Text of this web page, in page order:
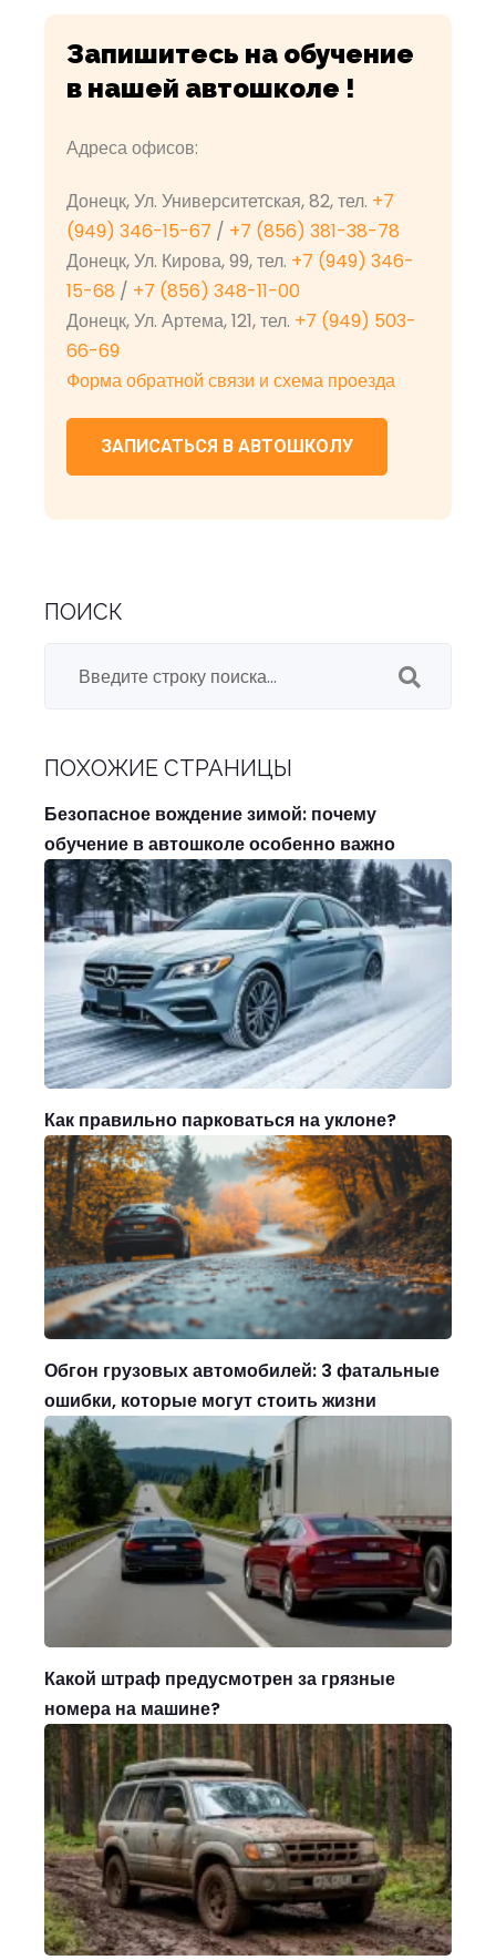
Запишитесь на обучение
в нашей автошколе !
Адреса офисов:
Донецк, Ул. Университетская, 82, тел. +7
(949) 346-15-67 / +7 (856) 381-38-78
Донецк, Ул. Кирова, 99, тел. +7 (949) 346-
15-68 / +7 (856) 348-11-00
Донецк, Ул. Артема, 121, тел. +7 (949) 503-
66-69
Форма обратной связи и схема проезда
ЗАПИСАТЬСЯ В АВТОШКОЛУ
ПОИСК
ПОХОЖИЕ СТРАНИЦЫ
Безопасное вождение зимой: почему
обучение в автошколе особенно важно
Как правильно парковаться на уклоне?
Обгон грузовых автомобилей: 3 фатальные
ошибки, которые могут стоить жизни
Какой штраф предусмотрен за грязные
номера на машине?